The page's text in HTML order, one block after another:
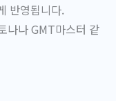
반영됩니다.
나나 GMT마스터 같